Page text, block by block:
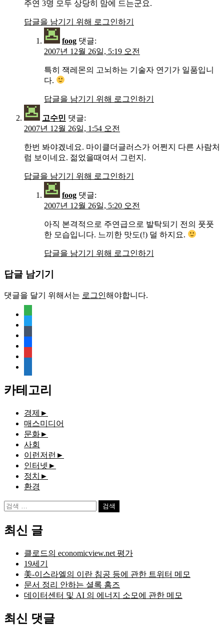
주연 3명 모두 상당히 맘에 드는군요.
답글을 남기기 위해 로그인하기
foog 댓글:
2007년 12월 26일, 5:19 오전
특히 잭레몬의 고뇌하는 기술자 연기가 일품입니
다.
답글을 남기기 위해 로그인하기
고수민 댓글:
2007년 12월 26일, 1:54 오전
한번 봐야겠네요. 마이클더글러스가 어쩐지 다른 사람처
럼 보이네요. 젊었을때여서 그런지.
답글을 남기기 위해 로그인하기
foog 댓글:
2007년 12월 26일, 5:20 오전
아직 본격적으로 주연급으로 발탁되기 전의 풋풋
한 모습입니다. 느끼한 맛도(!) 덜 하지요.
답글을 남기기 위해 로그인하기
답글 남기기
댓글을 달기 위해서는 로그인해야합니다.
document
카테고리
경제 ►
매스미디어
문화►
사회
이런저런 ►
인터넷 ►
정치 ►
환경
검
최신 글
클로드의 economicview.net 평가
19세기
美-이스라엘의 이란 침공 등에 관한 트위터 메모
문서 정리 안하는 셜록 홈즈
데이터센터 및 AI 의 에너지 소모에 관한 메모
최신 댓글